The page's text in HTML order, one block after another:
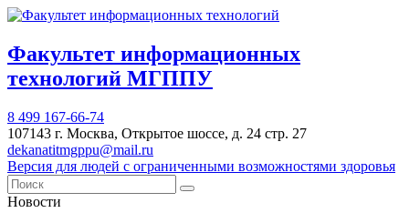
Факультет информационных
технологий МГППУ
8 499 167-66-74
107143 г. Москва, Открытое шоссе, д. 24 стр. 27
dekanatitmgppu@mail.ru
Версия для людей с ограниченными возможностями здоровья
Новости